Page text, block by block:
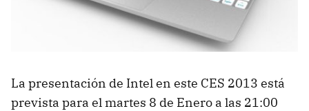
La presentación de Intel en este CES 2013 está
prevista para el martes 8 de Enero a las 21:00